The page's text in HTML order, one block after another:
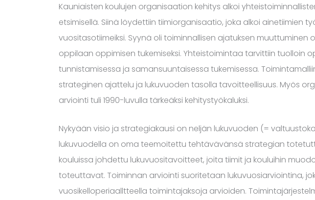
Kauniaisten koulujen organisaation kehitys alkoi
etsimisellä. Siinä löydettiin tiimiorganisaatio, joka alkoi ainetiimien
vuositasotiimeiksi. Syynä oli toiminnallisen ajatuksen
oppilaan oppimisen tukemiseksi. Yhteistoimintaa tarvittiin tuolloin
tunnistamisessa ja samansuuntaisessa tukemisessa.
strateginen ajattelu ja lukuvuoden tasolla tavoitteellisuus. Myös
arviointi tuli 1990-luvulla tärkeäksi kehitystyökaluksi.
Nykyään visio ja strategiakausi on neljän lukuvuoden (=
lukuvuodella on oma teemoitettu tehtävävänsä strategian
kouluissa johdettu lukuvuositavoitteet, joita tiimit ja kouluihin
toteuttavat. Toiminnan arviointi suoritetaan lukuvuosiarviointina,
vuosikelloperiaalltteella toimintajaksoja arvioiden.